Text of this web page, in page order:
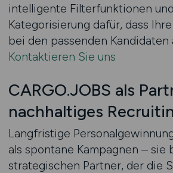
intelligente Filterfunktionen
Kategorisierung dafür, dass
bei den passenden
Kontaktieren Sie uns
CARGO.JOBS als
nachhaltiges
Langfristige
als spontane Kampagnen – sie
strategischen Partner, der die